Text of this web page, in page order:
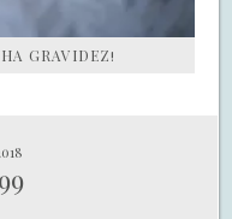
GRAVIDEZ!